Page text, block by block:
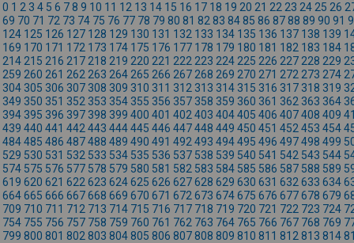
0 1 2 3 4 5 6 78 9 10 11 12 13 14 15 16 17 18 19 20 21 22 23 24 25 26
69 70 71 72 73 74 75 76 77 78 79 80 81 82 83 8485 86 8788 89 90 91
124 125 126 127 128 129 130 131 132 133 134 135 136 137 138 139
169 170 171 172 173 174 175 176 177 178 179 180 181 182 183 184
214 215 216 217 218 219 220 221 222 223 224 225 226 227 228 229
259 260 261 262 263 264 265 266 267 268 269 270 271 272 273 274
304 305 306 307 308 309 310 311 312 313 314 315 316 317 318 319
349 350 351 352 353 354 355 356 357 358 359 360 361 362 363 364
394 395 396 397 398 399 400 401 402 403 404405 406 407408 409
439 440 441 442 443 444445 446 447448 449 450 451 452 453 454
484485 486 487488 489 490 491 492 493 494495 496 497498 499
529 530 531 532 533 534 535 536 537 538 539 540 541 542 543 544
574 575 576 577 578 579 580 581 582 583 584 585 586 587 588 589
619 620 621 622 623 624625 626 627628 629 630 631 632 633 634
664665 666 667668 669 670 671 672 673 674675 676 677678 679
709 710 711 712 713 714 715 716 717 718 719 720 721 722 723 724
754 755 756 757 758 759 760 761 762 763 764 765 766 767 768 769
799 800 801 802 803 804805 806 807808 809 810 811 812 813 814